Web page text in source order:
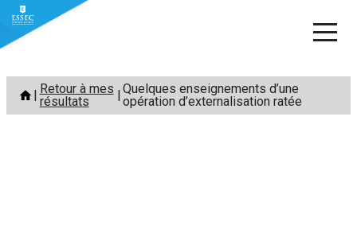
Aller
contenu
Retour à mes
résultats
Quelques enseignements d’une
opération d’externalisation ratée